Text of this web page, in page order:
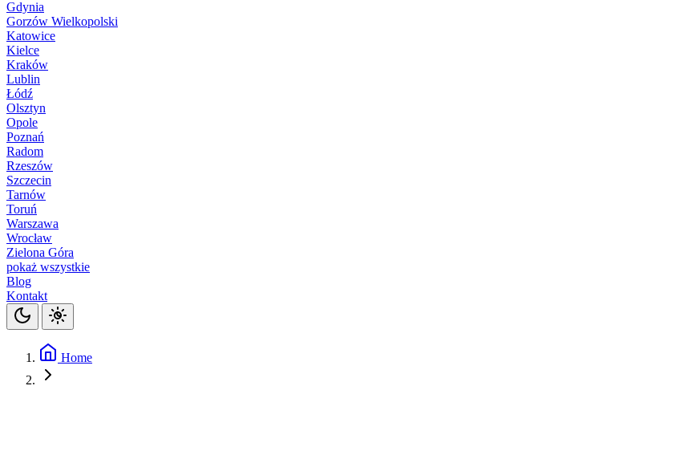
Gdynia
Gorzów Wielkopolski
Katowice
Kielce
Kraków
Lublin
Łódź
Olsztyn
Opole
Poznań
Radom
Rzeszów
Szczecin
Tarnów
Toruń
Warszawa
Wrocław
Zielona Góra
pokaż wszystkie
Blog
Kontakt
Home